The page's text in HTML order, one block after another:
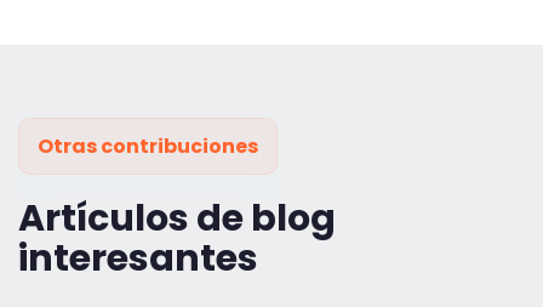
Otras contribuciones
Artículos de blog
interesantes